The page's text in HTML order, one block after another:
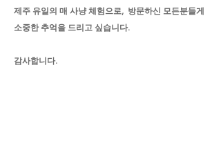
제주 유일의 매 사냥 체험으로, 방문하신 모든분들게
소중한 추억을 드리고 싶습니다.
감사합니다.